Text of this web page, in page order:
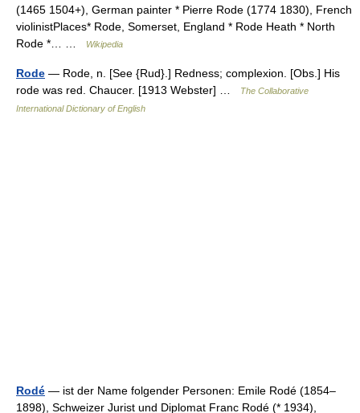
(1465 1504+), German painter * Pierre Rode (1774 1830), French
violinistPlaces* Rode, Somerset, England * Rode Heath * North
Rode *… …
Wikipedia
Rode — Rode, n. [See {Rud}.] Redness; complexion. [Obs.] His
rode was red. Chaucer. [1913 Webster] …
The Collaborative
International Dictionary of English
Rodé — ist der Name folgender Personen: Emile Rodé (1854–
1898), Schweizer Jurist und Diplomat Franc Rodé (* 1934),